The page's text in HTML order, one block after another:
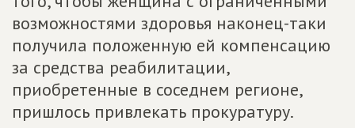
возможностями здоровья наконец-таки
получила положенную ей компенсацию
за средства реабилитации,
приобретенные в соседнем регионе,
пришлось привлекать прокуратуру.